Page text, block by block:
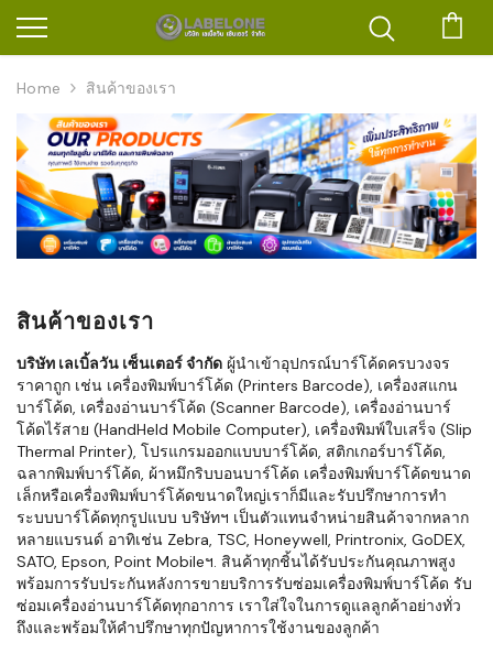
Home สินค้าของเรา
สินค้าของเรา
บริษัท เลเบิ้ลวัน เซ็นเตอร์ จำกัด ผู้นำเข้าอุปกรณ์บาร์โค้ดครบวงจร
ราคาถูก เช่น เครื่องพิมพ์บาร์โค้ด (Printers Barcode), เครื่องสแกน
บาร์โค้ด, เครื่องอ่านบาร์โค้ด (Scanner Barcode), เครื่องอ่านบาร์
โค้ดไร้สาย (HandHeld Mobile Computer), เครื่องพิมพ์ใบเสร็จ (Slip
Thermal Printer), โปรแกรมออกแบบบาร์โค้ด, สติกเกอร์บาร์โค้ด,
ฉลากพิมพ์บาร์โค้ด, ผ้าหมึกริบบอนบาร์โค้ด เครื่องพิมพ์บาร์โค้ดขนาด
เล็กหรือเครื่องพิมพ์บาร์โค้ดขนาดใหญ่เราก็มีและรับปรึกษาการทำ
ระบบบาร์โค้ดทุกรูปแบบ บริษัทฯ เป็นตัวแทนจำหน่ายสินค้าจากหลาก
หลายแบรนด์ อาทิเช่น Zebra, TSC, Honeywell, Printronix, GoDEX,
SATO, Epson, Point Mobileฯ. สินค้าทุกชิ้นได้รับประกันคุณภาพสูง
พร้อมการรับประกันหลังการขายบริการรับซ่อมเครื่องพิมพ์บาร์โค้ด รับ
ซ่อมเครื่องอ่านบาร์โค้ดทุกอาการ เราใส่ใจในการดูแลลูกค้าอย่างทั่ว
ถึงและพร้อมให้คำปรึกษาทุกปัญหาการใช้งานของลูกค้า